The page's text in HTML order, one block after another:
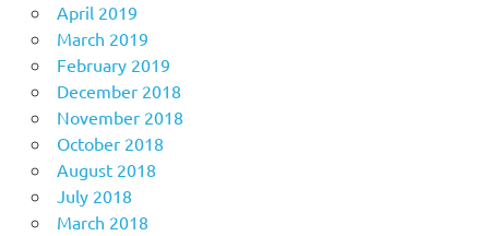
April 2019
March 2019
February 2019
December 2018
November 2018
October 2018
August 2018
July 2018
March 2018